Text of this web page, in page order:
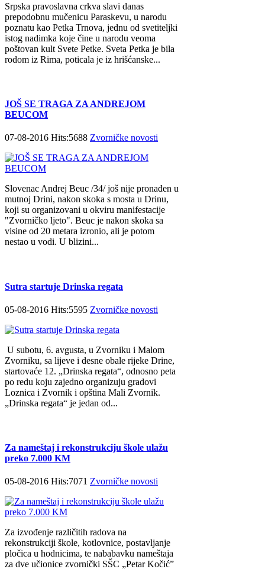
Srpska pravoslavna crkva slavi danas
prepodobnu mučenicu Paraskevu, u narodu
poznatu kao Petka Trnova, jednu od svetiteljki
istog nadimka koje čine u narodu veoma
poštovan kult Svete Petke. Sveta Petka je bila
rodom iz Rima, poticala je iz hrišćanske...
JOŠ SE TRAGA ZA ANDREJOM
BEUCOM
07-08-2016 Hits:5688 Zvorničke novosti
Slovenac Andrej Beuc /34/ još nije pronađen u
mutnoj Drini, nakon skoka s mosta u Drinu,
koji su organizovani u okviru manifestacije
"Zvorničko ljeto". Beuc je nakon skoka sa
visine od 20 metara izronio, ali je potom
nestao u vodi. U blizini...
Sutra startuje Drinska regata
05-08-2016 Hits:5595 Zvorničke novosti
U subotu, 6. avgusta, u Zvorniku i Malom
Zvorniku, sa lijeve i desne obale rijeke Drine,
startovaće 12. „Drinska regata“, odnosno peta
po redu koju zajedno organizuju gradovi
Loznica i Zvornik i opština Mali Zvornik.
„Drinska regata“ je jedan od...
Za nameštaj i rekonstrukciju škole ulažu
preko 7.000 KM
05-08-2016 Hits:7071 Zvorničke novosti
Za izvođenje različitih radova na
rekonstrukciji škole, kotlovnice, postavljanje
pločica u hodnicima, te nababavku nameštaja
za dve učionice zvornički SŠC „Petar Kočić”